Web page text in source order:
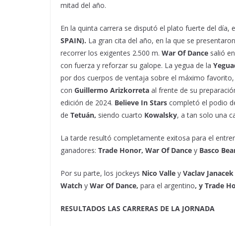
mitad del año.
En la quinta carrera se disputó el plato fuerte del día,
SPAIN). La gran cita del año, en la que se
recorrer los exigentes 2.500 m. War Of Dance salió
con fuerza y reforzar su galope. La yegua de la
por dos cuerpos de ventaja sobre el máximo favorito,
con Guillermo Arizkorreta al frente de su
edición de 2024. Believe In Stars completó el podio
de Tetuán, siendo cuarto Kowalsky, a tan solo una
La tarde resultó completamente exitosa para el
ganadores: Trade Honor, War Of Dance y Basco
Por su parte, los jockeys Nico Valle y Vaclav Janacek
Watch y War Of Dance, para el argentino, y Trade
RESULTADOS LAS CARRERAS DE LA JORNADA